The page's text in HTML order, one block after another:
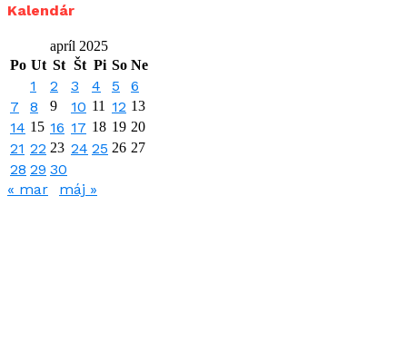
Kalendár
apríl 2025
Po Ut St Št Pi So Ne
1 2 3 4 5
6
7
8 9 10 11 12 13
14 15 16 17 18 19 20
21 22 23 24 25 26 27
28 29 30
« mar
máj »